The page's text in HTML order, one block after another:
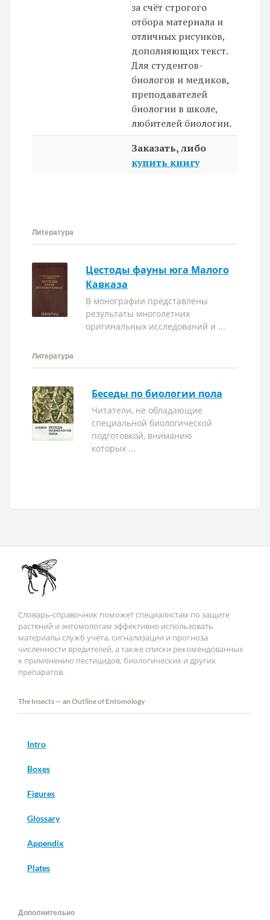
за счёт строгого
отбора материала и
отличных рисунков,
дополняющих текст.
Для студентов-
биологов и медиков,
преподавателей
биологии в школе,
любителей биологии.
Заказать, либо
купить книгу
Литература
Цестоды фауны юга Малого
Кавказа
В монографии представлены
результаты многолетних
оригинальных исследований и ...
Литература
Беседы по биологии пола
Читатели, не обладающие
специальной биологической
подготовкой, вниманию
которых ...
Словарь-справочник поможет специалистам по защите
растений и энтомологам эффективно использовать
материалы служб учёта, сигнализации и прогноза
численности вредителей, а также списки рекомендованных
к применению пестицидов, биологических и других
препаратов.
The Insects — an Outline of Entomology
Intro
Boxes
Figures
Glossary
Appendix
Plates
Дополнительно